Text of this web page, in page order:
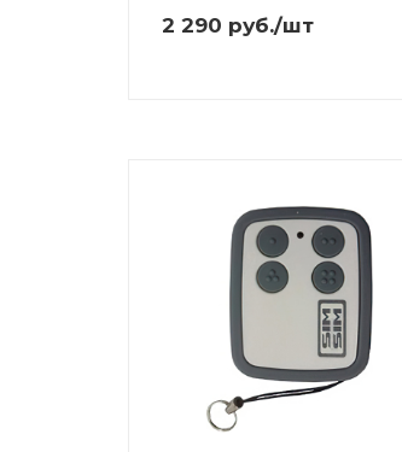
2 290 руб./шт